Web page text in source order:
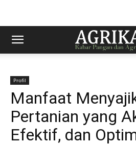
Profil
Manfaat
Pertanian yang
Efektif, dan